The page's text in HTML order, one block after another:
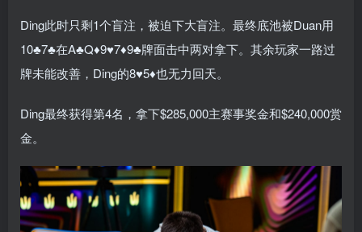
Ding此时只剩1个盲注，被迫下大盲注。最终底池被Duan用
10♣7♣在A♣Q♦9♥7♦9♣牌面击中两对拿下。其余玩家一路过
牌未能改善，Ding的8♥5♦也无力回天。
Ding最终获得第4名，拿下$285,000主赛事奖金和$240,000赏
金。